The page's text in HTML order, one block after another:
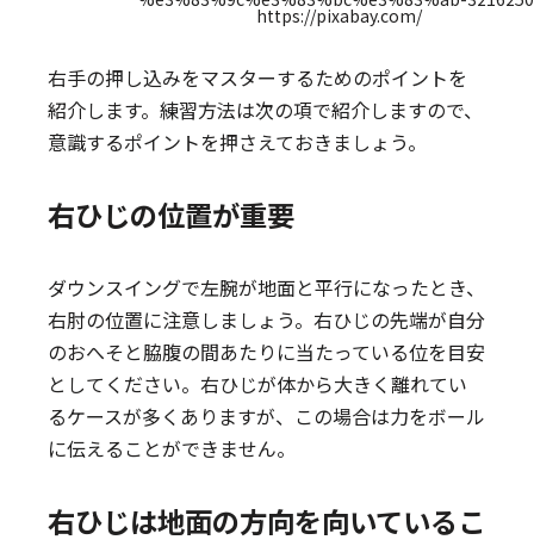
https://pixabay.com/
右手の押し込みをマスターするためのポイントを
紹介します。練習方法は次の項で紹介しますので、
意識するポイントを押さえておきましょう。
右ひじの位置が重要
ダウンスイングで左腕が地面と平行になったとき、
右肘の位置に注意しましょう。右ひじの先端が自分
のおへそと脇腹の間あたりに当たっている位を目安
としてください。右ひじが体から大きく離れてい
るケースが多くありますが、この場合は力をボール
に伝えることができません。
右ひじは地面の方向を向いているこ